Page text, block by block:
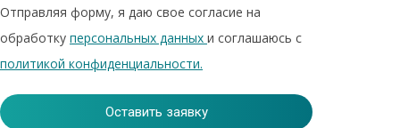
Отправляя форму, я даю свое согласие на
обработку персональных данных и соглашаюсь с
политикой конфиденциальности.